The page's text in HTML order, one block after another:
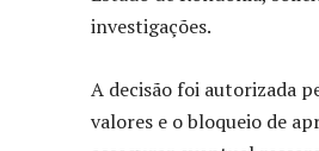
investigações.
A decisão foi autorizada
valores e o bloqueio de